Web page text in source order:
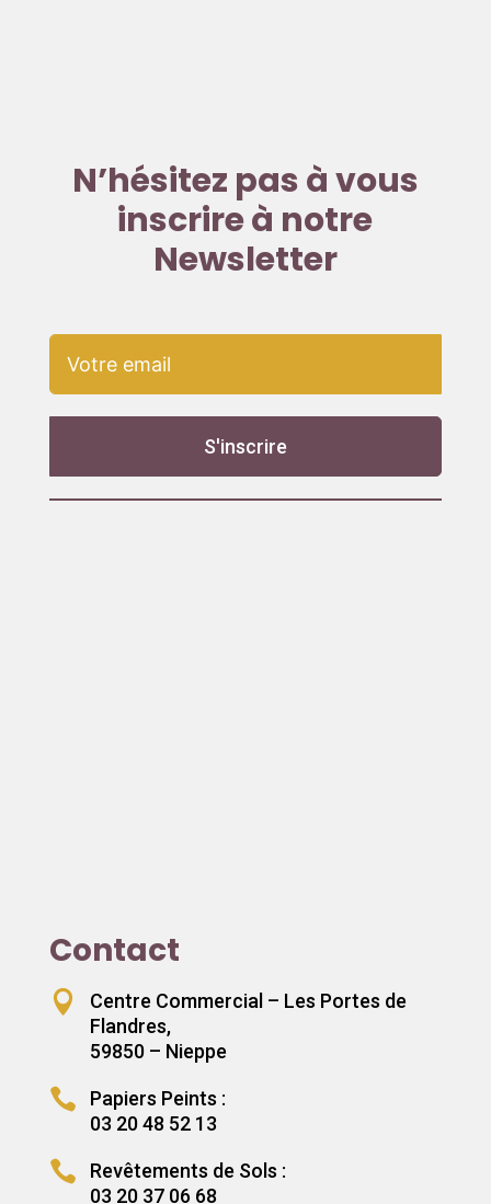
N’hésitez pas à vous
inscrire à notre
Newsletter
S'inscrire
Contact

Centre Commercial – Les Portes de
Flandres,
59850 – Nieppe

Papiers Peints :
03 20 48 52 13

Revêtements de Sols :
03 20 37 06 68